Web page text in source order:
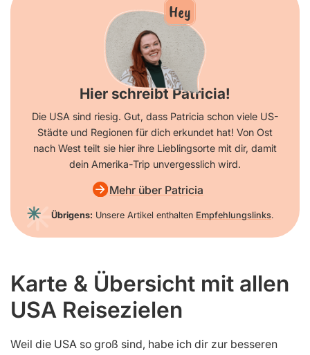
Hey
Hier schreibt Patricia!
Die USA sind riesig. Gut, dass Patricia schon viele US-
Städte und Regionen für dich erkundet hat! Von Ost
nach West teilt sie hier ihre Lieblingsorte mit dir, damit
dein Amerika-Trip unvergesslich wird.
Mehr über Patricia
Übrigens: Unsere Artikel enthalten Empfehlungslinks.
Karte & Übersicht mit allen
USA Reisezielen
Weil die USA so groß sind, habe ich dir zur besseren